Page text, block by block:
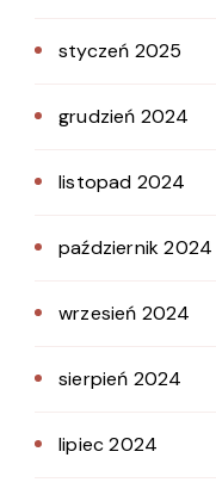
styczeń 2025
grudzień 2024
listopad 2024
październik 2024
wrzesień 2024
sierpień 2024
lipiec 2024